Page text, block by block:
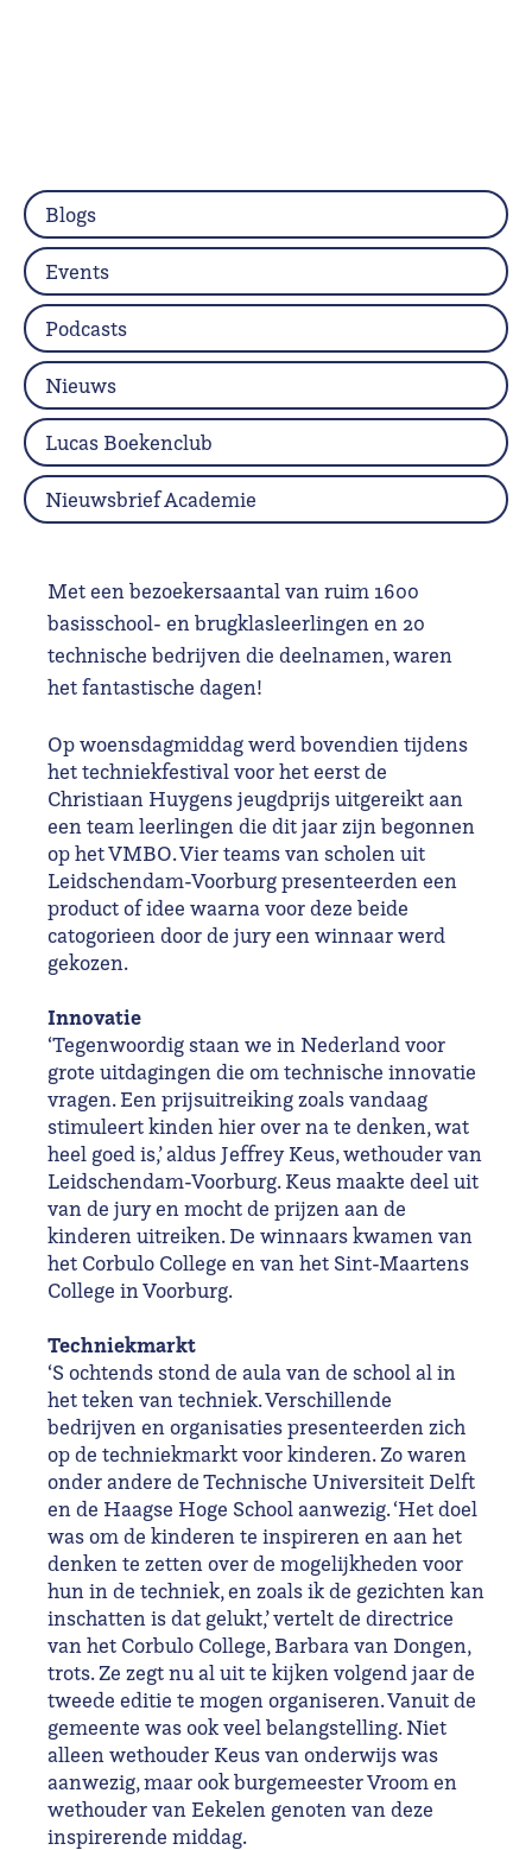
Met een bezoekersaantal van ruim 1600
basisschool- en brugklasleerlingen en 20
technische bedrijven die deelnamen, waren
het fantastische dagen!
Op woensdagmiddag werd bovendien tijdens
het techniekfestival voor het eerst de
Christiaan Huygens jeugdprijs uitgereikt aan
een team leerlingen die dit jaar zijn begonnen
op het VMBO. Vier teams van scholen uit
Leidschendam-Voorburg presenteerden een
product of idee waarna voor deze beide
catogorieen door de jury een winnaar werd
gekozen.
Innovatie
‘Tegenwoordig staan we in Nederland voor
grote uitdagingen die om technische innovatie
vragen. Een prijsuitreiking zoals vandaag
stimuleert kinden hier over na te denken, wat
heel goed is,’ aldus Jeffrey Keus, wethouder van
Leidschendam-Voorburg. Keus maakte deel uit
van de jury en mocht de prijzen aan de
kinderen uitreiken. De winnaars kwamen van
het Corbulo College en van het Sint-Maartens
College in Voorburg.
Techniekmarkt
‘S ochtends stond de aula van de school al in
het teken van techniek. Verschillende
bedrijven en organisaties presenteerden zich
op de techniekmarkt voor kinderen. Zo waren
onder andere de Technische Universiteit Delft
en de Haagse Hoge School aanwezig. ‘Het doel
was om de kinderen te inspireren en aan het
denken te zetten over de mogelijkheden voor
hun in de techniek, en zoals ik de gezichten kan
inschatten is dat gelukt,’ vertelt de directrice
van het Corbulo College, Barbara van Dongen,
trots. Ze zegt nu al uit te kijken volgend jaar de
tweede editie te mogen organiseren. Vanuit de
gemeente was ook veel belangstelling. Niet
alleen wethouder Keus van onderwijs was
aanwezig, maar ook burgemeester Vroom en
wethouder van Eekelen genoten van deze
inspirerende middag.
Blogs
Events
Podcasts
Nieuws
Lucas Boekenclub
Nieuwsbrief Academie